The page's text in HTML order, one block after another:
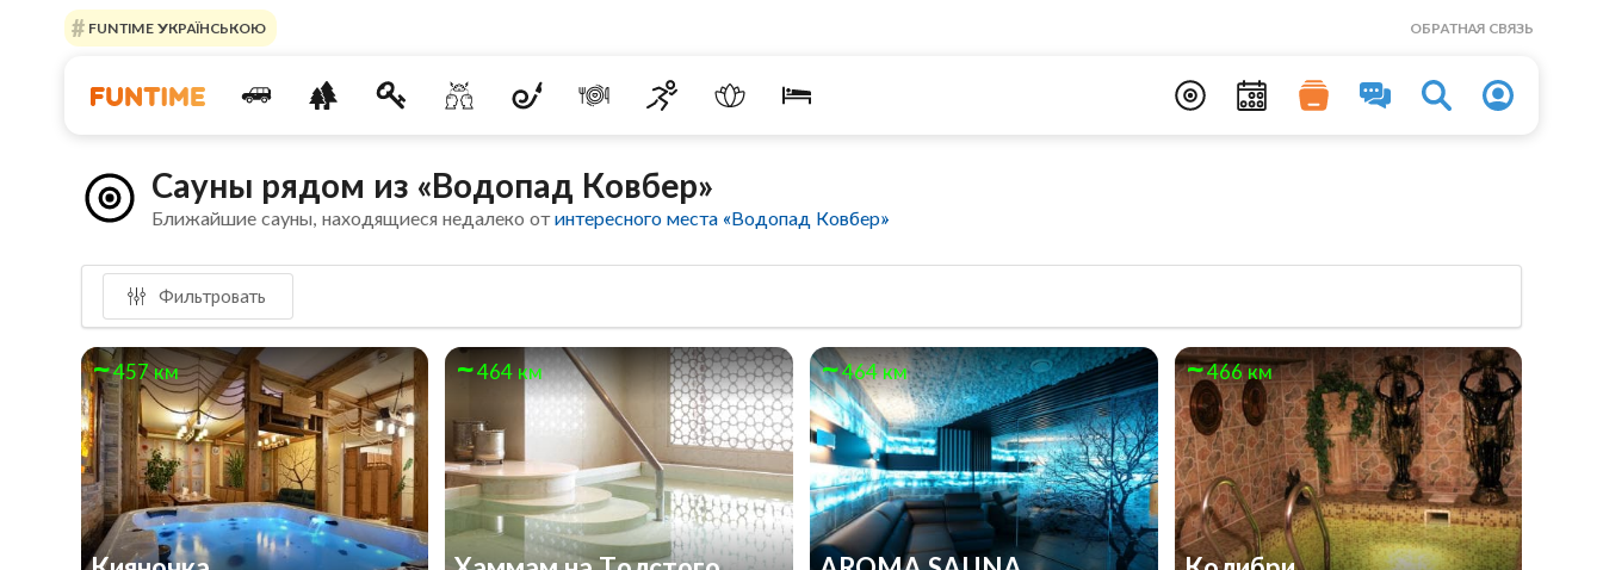
FUNTIME УКРАЇНСЬКОЮ ОБРАТНАЯ СВЯЗЬ
Сауны рядом из «Водопад Ковбер»
Ближайшие сауны, находящиеся недалеко отинтересного места «Водопад Ковбер»
Фильтровать
457 км 464 км 464 км 466 км